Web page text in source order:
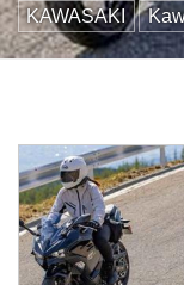
KAWASAKI